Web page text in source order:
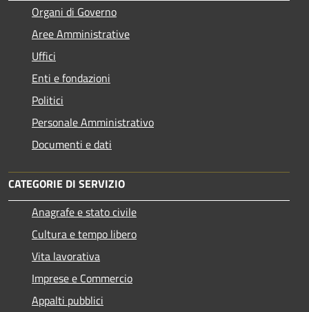
Organi di Governo
Aree Amministrative
Uffici
Enti e fondazioni
Politici
Personale Amministrativo
Documenti e dati
CATEGORIE DI SERVIZIO
Anagrafe e stato civile
Cultura e tempo libero
Vita lavorativa
Imprese e Commercio
Appalti pubblici